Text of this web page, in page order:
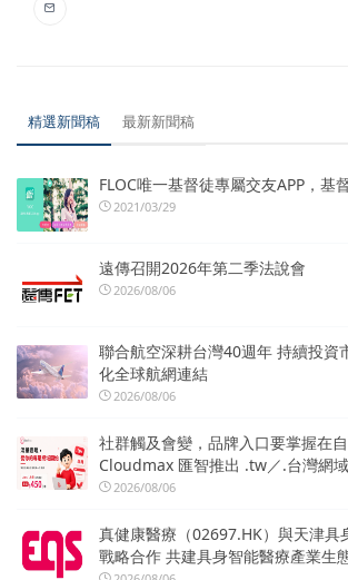
精選新聞稿 最新新聞稿
FLOC唯一基督徒專屬交友APP，基
2021/03/29
遠傳召開2026年第二季法說會
2026/08/06
聯合航空深耕台灣40週年 持續投資
化全球航網連結
2026/08/06
社群觸及會變，品牌入口要掌握在自
Cloudmax 匯智推出 .tw／.台灣網
2026/08/06
真健康醫療（02697.HK）與天津具
戰略合作 共建具身智能醫療產業生